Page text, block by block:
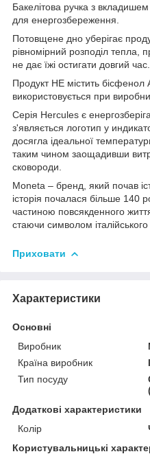
Бакелітова ручка з
для енергозбереження.
Потовщене дно уберігає
рівномірний розподіл тепла,
не дає їжі остигати довгий час.
Продукт НЕ містить
використовується при
Серія Hercules є
з'являється логотип у
досягла ідеальної
таким чином заощадивши
сковороди.
Moneta – бренд, який почав
історія почалася більше 140
частиною повсякденного
стаючи символом італійського
Приховати
Характеристики
Основні
Виробник
Країна виробник
Тип посуду
Додаткові характеристики
Колір
Користувальницькі